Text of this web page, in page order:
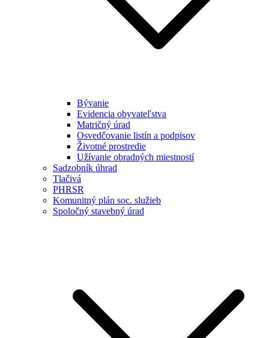
Bývanie
Evidencia obyvateľstva
Matričný úrad
Osvedčovanie listín a podpisov
Životné prostredie
Užívanie obradných miestností
Sadzobník úhrad
Tlačivá
PHRSR
Komunitný plán soc. služieb
Spoločný stavebný úrad